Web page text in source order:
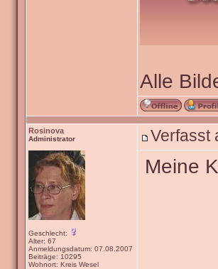
Alle
Rosinova
Administrator
Geschlecht:
Alter: 67
Anmeldungsdatum: 07.08.2007
Beiträge: 10295
Wohnort: Kreis Wesel
Verfasst
Meine